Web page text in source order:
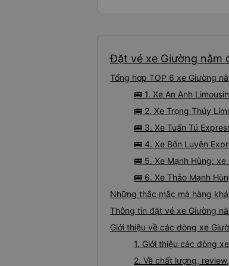
Đặt vé xe Giường nằm
Tổng hợp TOP 6 xe Giường
🚌 1. Xe An Anh
🚌 2. Xe Trọng Thủy
🚌 3. Xe Tuấn Tú
🚌 4. Xe Bốn Luyện
🚌 5. Xe Mạnh Hùng:
🚌 6. Xe Thảo Mạnh
Những thắc mắc mà hàng
Thông tin đặt vé xe Giường
Giới thiệu về các dòng xe
1. Giới thiệu các dòng
2. Về chất lượng,